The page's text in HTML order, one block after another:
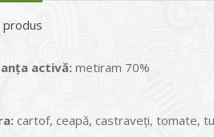
produs
activă: metiram 70%
cartof, ceapă, castraveţi, tomate,